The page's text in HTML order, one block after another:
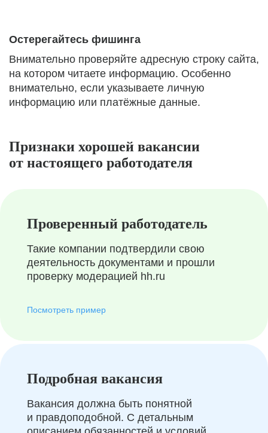
Остерегайтесь фишинга
Внимательно проверяйте адресную строку сайта,
на котором читаете информацию. Особенно
внимательно, если указываете личную
информацию или платёжные данные.
Признаки хорошей вакансии
от настоящего работодателя
Проверенный работодатель
Такие компании подтвердили свою
деятельность документами и прошли
проверку модерацией hh.ru
Посмотреть пример
Подробная вакансия
Вакансия должна быть понятной
и правдоподобной. С детальным